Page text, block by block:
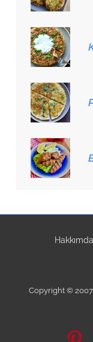
Hakkımda
Copyright ©